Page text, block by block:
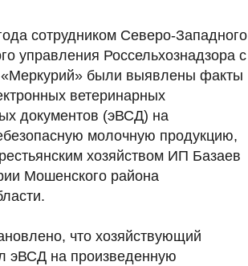
сотрудником Северо-Западного
управления Россельхознадзора с
были выявлены факты
ветеринарных
документов (эВСД) на
молочную продукцию,
хозяйством ИП Базаев
Мошенского района
что хозяйствующий
эВСД на произведенную